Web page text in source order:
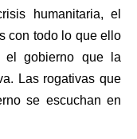
humanitaria, el
con todo lo que ello
el gobierno que la
Las rogativas que
se escuchan en